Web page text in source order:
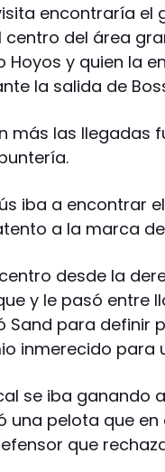
encontraría el
centro del área
Hoyos y quien la
la salida de
más las llegadas
iba a encontrar
a la marca
desde la
y le pasó entre
Sand para definir
inmerecido para
se iba ganando
una pelota que
que